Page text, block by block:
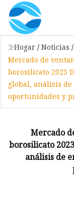
Hogar / Noticias /
Mercado de
borosilicato 2023
global, análisis
oportunidades y
Mercado
borosilicato
análisis de